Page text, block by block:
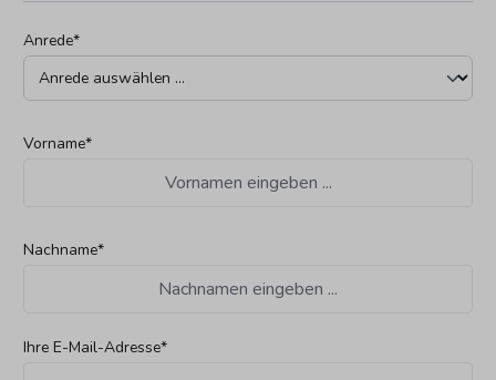
Anrede*
Vorname*
Nachname*
Ihre E-Mail-Adresse*